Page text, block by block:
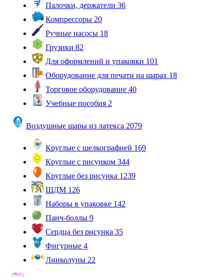
Палочки, держатели 36
Компрессоры 20
Ручные насосы 18
Грузики 82
Для оформлений и упаковки 101
Оборудование для печати на шарах 18
Торговое оборудование 40
Учебные пособия 2
Воздушные шары из латекса 2079
Круглые с шелкографией 169
Круглые с рисунком 344
Круглые без рисунка 1239
ШДМ 126
Наборы в упаковке 142
Панч-боллы 9
Сердца без рисунка 35
Фигурные 4
Линколуны 22